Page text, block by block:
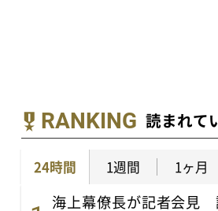
RANKING 読まれて
24時間 1週間 1ヶ月
海上幕僚長が記者会見